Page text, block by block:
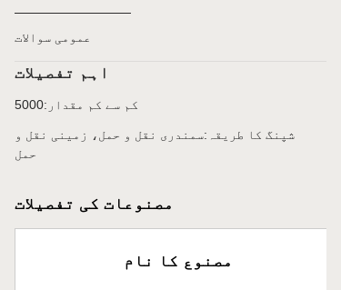
عمومی سوالات
اہم تفصیلات
کم سے کم مقدار :
5000
شپنگ کا طریقہ :سمندری نقل و حمل، زمینی نقل و
حمل
مصنوعات کی تفصیلات
مصنوع کا نام